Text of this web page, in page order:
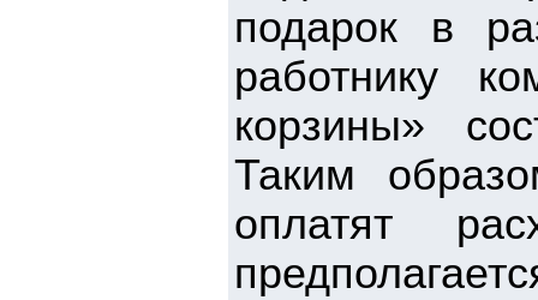
подарок в
работнику
корзины»
Таким
оплатят